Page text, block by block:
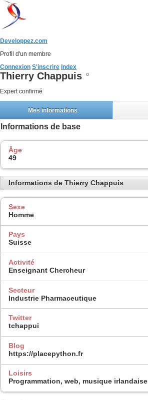
Developpez.com
Profil d'un membre
Connexion S'inscrire Index
Thierry Chappuis
Expert confirmé
Mes informations
Informations de base
Âge
49
Informations de Thierry Chappuis
Sexe
Homme
Pays
Suisse
Activité
Enseignant Chercheur
Secteur
Industrie Pharmaceutique
Twitter
tchappui
Blog
https://placepython.fr
Loisirs
Programmation, web, musique irlandaise